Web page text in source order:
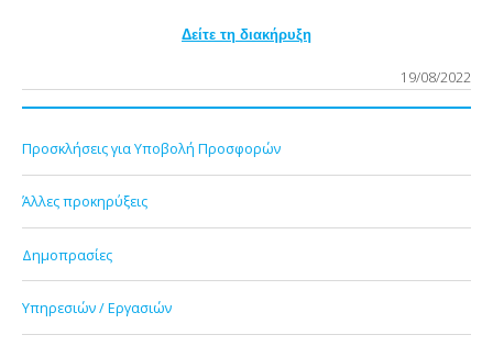
Δείτε τη διακήρυξη
19/08/2022
Προσκλήσεις για Υποβολή Προσφορών
Άλλες προκηρύξεις
Δημοπρασίες
Υπηρεσιών / Εργασιών